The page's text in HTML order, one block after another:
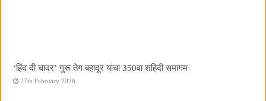
‘हिंद दी चादर’ गुरू तेग बहादूर यांचा 350वा शहिदी समागम
27th February 2026